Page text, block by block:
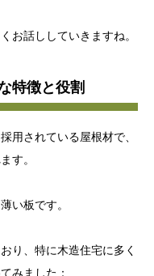
お話ししていきますね。
特徴と役割
用されている屋根材で、
す。
い板です。
り、特に木造住宅に多く
みました：